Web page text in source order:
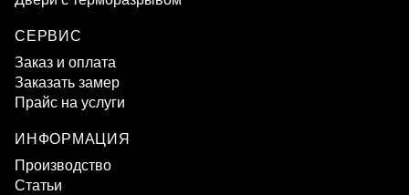
СЕРВИС
Заказ и оплата
Заказать замер
Прайс на услуги
ИНФОРМАЦИЯ
Производство
Статьи